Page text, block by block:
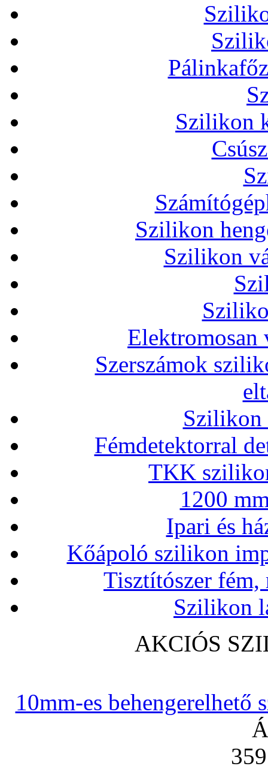
Szilikon
Szilikon
Szilikon
Elektromosan
Szerszámok
Szilikon
Fémdetektorral
TKK
1200
Ipari és
Kőápoló szilikon
Tisztítószer
Szilikon
AKCIÓS
10mm-es